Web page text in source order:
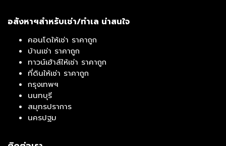
อสังหาฯสำหรับเช่า/ทำเล น่าสนใจ
คอนโดให้เช่า ราคาถูก
บ้านเช่า ราคาถูก
ทาวน์เฮ้าส์ให้เช่า ราคาถูก
ที่ดินให้เช่า ราคาถูก
กรุงเทพฯ
นนทบุรี
สมุทรปราการ
นครปฐม